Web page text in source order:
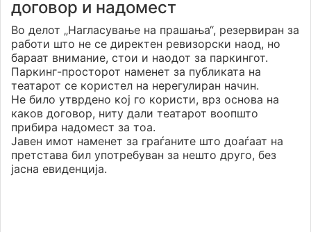
договор и надомест
Во делот „Нагласување на прашања“, резервиран за
работи што не се директен ревизорски наод, но
бараат внимание, стои и наодот за паркингот.
Паркинг-просторот наменет за публиката на
театарот се користел на нерегулиран начин.
Не било утврдено кој го користи, врз основа на
каков договор, ниту дали театарот воопшто
прибира надомест за тоа.
Јавен имот наменет за граѓаните што доаѓаат на
претстава бил употребуван за нешто друго, без
јасна евиденција.